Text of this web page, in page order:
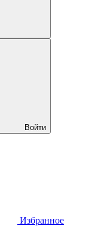
Войти
Избранное